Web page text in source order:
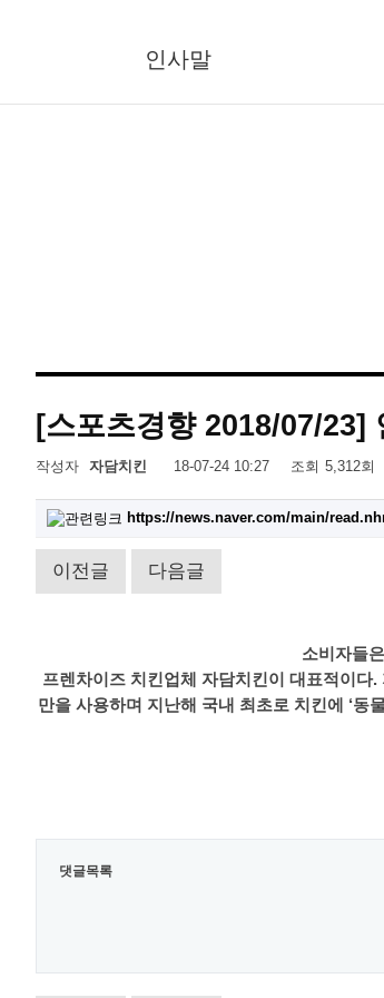
인사말
[스포츠경향 2018/07/23]
작성자 자담치킨 18-07-24 10:27 조회 5,312회
https://news.naver.com/main/
이전글 다음글
소비자들
프렌차이즈 치킨업체 자담치킨이 대표적이다
만을 사용하며 지난해 국내 최초로 치킨에 ‘동
댓글목록